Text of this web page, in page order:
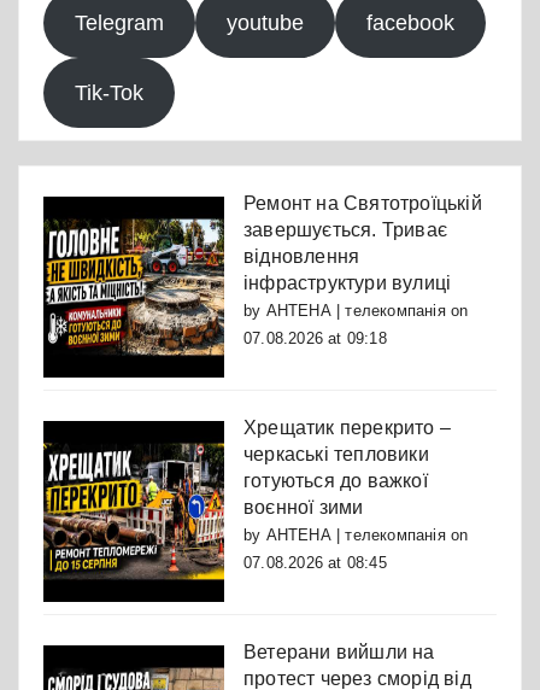
Telegram youtube facebook
Tik-Tok
Ремонт на Святотроїцькій
завершується. Триває
відновлення
інфраструктури вулиці
by АНТЕНА | телекомпаніяon
07.08.2026 at 09:18
Хрещатик перекрито –
черкаські тепловики
готуються до важкої
воєнної зими
by АНТЕНА | телекомпаніяon
07.08.2026 at 08:45
Ветерани вийшли на
протест через сморід від